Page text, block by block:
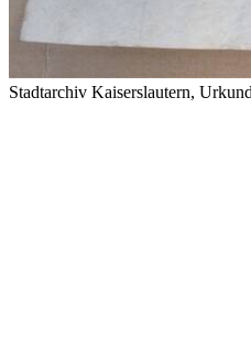
Stadtarchiv Kaiserslautern,